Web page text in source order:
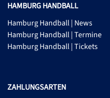
HAMBURG HANDBALL
Hamburg Handball | News
Hamburg Handball | Termine
Hamburg Handball | Tickets
ZAHLUNGSARTEN